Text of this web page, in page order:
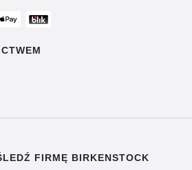
FIRMĘ BIRKENSTOCK